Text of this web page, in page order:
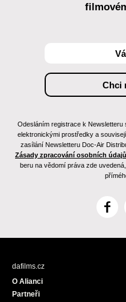
Odesláním registrace k
elektronickými prostředky a
zasílání Newsletteru Doc-Air
Zásady zpracování osobních údajů
beru na vědomí práva zde
F
c
dafilms.cz
O Alianci
Partneři